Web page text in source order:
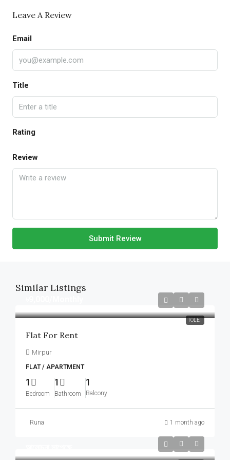
Leave A Review
Email
Title
Rating
Review
Submit Review
Similar Listings
TOLET
Flat For Rent
Mirpur
FLAT / APARTMENT
1
Bedroom
1
Bathroom
1
Balcony
Runa 1 month ago